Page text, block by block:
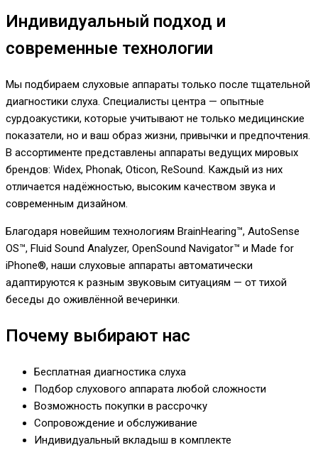
Индивидуальный подход и
современные технологии
Мы подбираем слуховые аппараты только после тщательной
диагностики слуха. Специалисты центра — опытные
сурдоакустики, которые учитывают не только медицинские
показатели, но и ваш образ жизни, привычки и предпочтения.
В ассортименте представлены аппараты ведущих мировых
брендов: Widex, Phonak, Oticon, ReSound. Каждый из них
отличается надёжностью, высоким качеством звука и
современным дизайном.
Благодаря новейшим технологиям BrainHearing™, AutoSense
OS™, Fluid Sound Analyzer, OpenSound Navigator™ и Made for
iPhone®, наши слуховые аппараты автоматически
адаптируются к разным звуковым ситуациям — от тихой
беседы до оживлённой вечеринки.
Почему выбирают нас
Бесплатная диагностика слуха
Подбор слухового аппарата любой сложности
Возможность покупки в рассрочку
Сопровождение и обслуживание
Индивидуальный вкладыш в комплекте